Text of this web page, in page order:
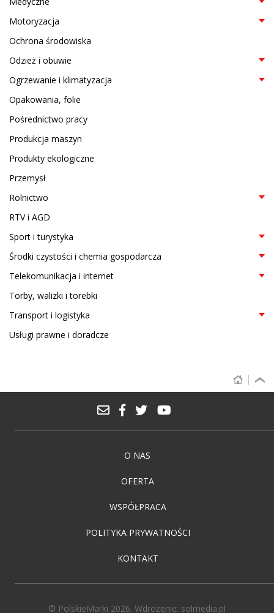
Motoryzacja
Ochrona środowiska
Odzież i obuwie
Ogrzewanie i klimatyzacja
Opakowania, folie
Pośrednictwo pracy
Produkcja maszyn
Produkty ekologiczne
Przemysł
Rolnictwo
RTV i AGD
Sport i turystyka
Środki czystości i chemia gospodarcza
Telekomunikacja i internet
Torby, walizki i torebki
Transport i logistyka
Usługi prawne i doradcze
O NAS
OFERTA
WSPÓŁPRACA
POLITYKA PRYWATNOŚCI
KONTAKT
© PolskieMarki 2026. Wdrożenie: solmedia.pl